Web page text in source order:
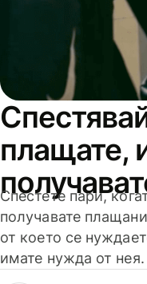
плащате,
Спестете пари,
получавате
от което се
имате нужда от нея.